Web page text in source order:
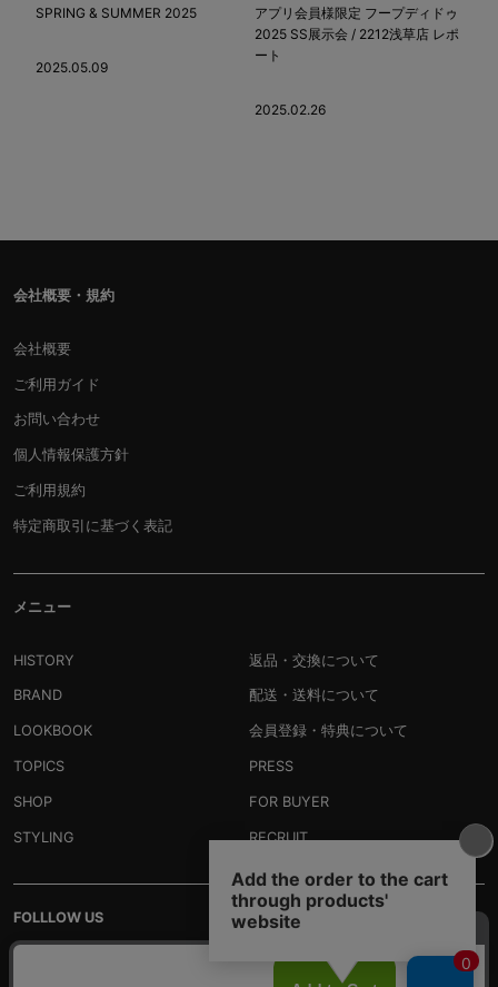
SPRING & SUMMER 2025
2025.05.09
アプリ会員様限定 フープディドゥ
2025 SS展示会 / 2212浅草店 レポ
ート
2025.02.26
会社概要・規約
会社概要
ご利用ガイド
お問い合わせ
個人情報保護方針
ご利用規約
特定商取引に基づく表記
メニュー
HISTORY
BRAND
LOOKBOOK
TOPICS
SHOP
STYLING
返品・交換について
配送・送料について
会員登録・特典について
PRESS
FOR BUYER
RECRUIT
FOLLLOW US